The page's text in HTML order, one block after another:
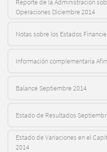
Reporte de la Administración
Operaciones Diciembre 2014
Notas sobre los Estados
Información complementaria
Balance Septiembre 2014
Estado de Resultados
Estado de Variaciones en el
2014